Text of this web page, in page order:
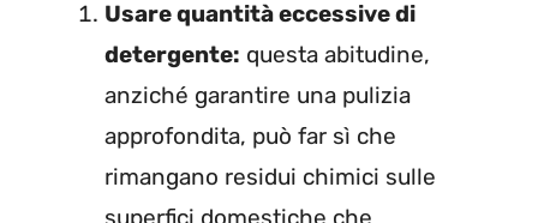
Usare quantità eccessive di
detergente: questa abitudine,
anziché garantire una pulizia
approfondita, può far sì che
rimangano residui chimici sulle